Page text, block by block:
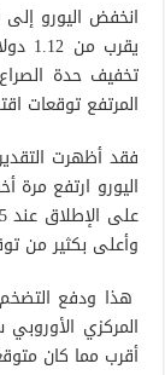
تخفيف حدة
المرتفع توقعات
اليورو ارتفع
وأعلى بكثير من
هذا ودفع التضخم
المركزي
أقرب مما كان